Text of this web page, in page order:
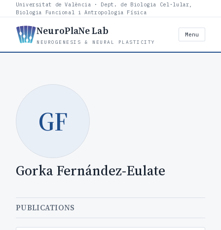
Universitat de València · Dept. de Biologia Cel·lular,
Biologia Funcional i Antropologia Física
NeuroPlaNe Lab
NEUROGENESIS & NEURAL PLASTICITY
Menu
GF
Gorka Fernández-Eulate
PUBLICATIONS